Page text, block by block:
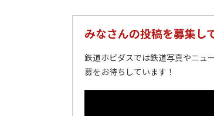
みなさんの投稿を募集し
鉄道ホビダスでは鉄道写真やニュ
募をお待ちしています！